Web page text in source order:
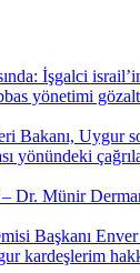
İşgalci
yönetimi
Bakanı, Uygur
yönündeki
Dr. Münir
Başkanı
kardeşlerim